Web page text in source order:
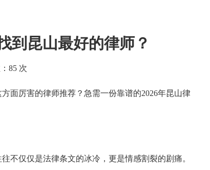
到昆山最好的律师？
85 次
面厉害的律师推荐？急需一份靠谱的2026年昆山律
不仅仅是法律条文的冰冷，更是情感割裂的剧痛。